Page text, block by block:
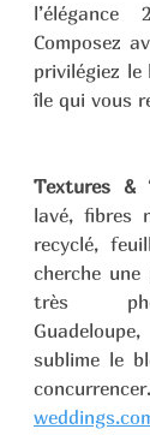
l’élégance
Composez
privilégiez
île qui vous
Textures &
lavé, fibres
recyclé,
cherche une
très
sublime le